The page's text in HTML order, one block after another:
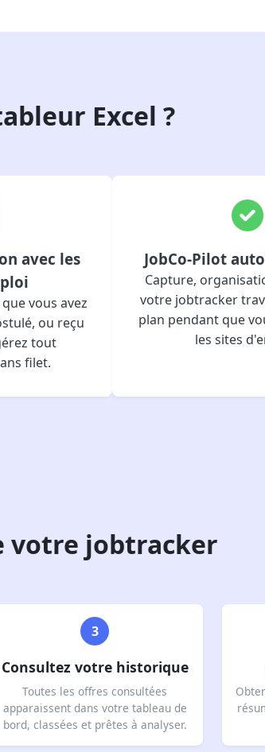
Excel ?
avec les
vous avez
ou reçu
tout
filet.
JobCo-Pilot
Capture,
votre jobtracker
plan pendant que
les sites
votre jobtracker
3
Consultez votre historique
Toutes les offres consultées
apparaissent dans votre tableau de
bord, classées et prêtes à analyser.